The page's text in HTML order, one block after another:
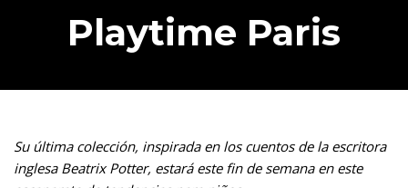
Playtime Paris
Su última colección, inspirada en los cuentos de la escritora
inglesa Beatrix Potter, estará este fin de semana en este